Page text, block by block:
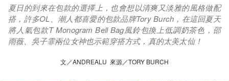
夏日的到來在包款的選擇上，也會想以清爽又淡雅的風格做配
搭，許多OL、潮人都喜愛的包款品牌Tory Burch，在這回夏天
將人氣包款T Monogram Bell Bag風鈴包換上低調奶茶色，邵
雨薇、吳子霏兩位女神也示範穿搭方式，真的太美太仙！
文／ANDREALU 來源／TORY BURCH